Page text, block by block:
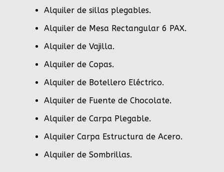
Alquiler de sillas plegables.
Alquiler de Mesa Rectangular 6 PAX.
Alquiler de Vajilla.
Alquiler de Copas.
Alquiler de Botellero Eléctrico.
Alquiler de Fuente de Chocolate.
Alquiler de Carpa Plegable.
Alquiler Carpa Estructura de Acero.
Alquiler de Sombrillas.